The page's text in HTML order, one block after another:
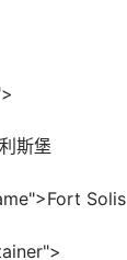
斯堡
Solis